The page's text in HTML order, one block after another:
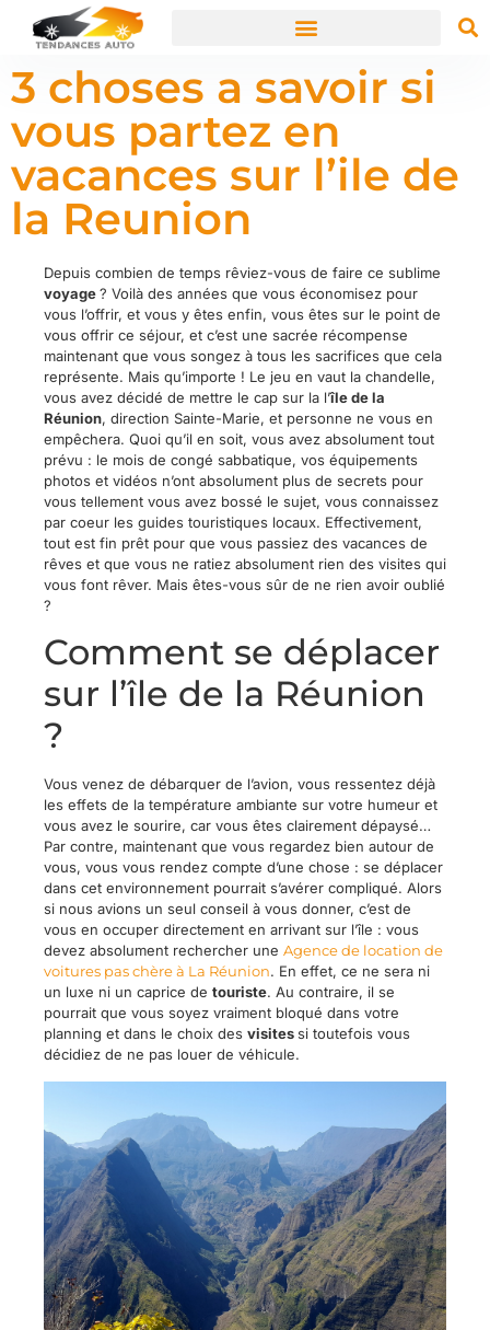
3 choses a savoir si
vous partez en
vacances sur l’ile de
la Reunion
Depuis combien de temps rêviez-vous de faire ce sublime
voyage? Voilà des années que vous économisez pour
vous l’offrir, et vous y êtes enfin, vous êtes sur le point de
vous offrir ce séjour, et c’est une sacrée récompense
maintenant que vous songez à tous les sacrifices que cela
représente. Mais qu’importe ! Le jeu en vaut la chandelle,
vous avez décidé de mettre le cap sur la l’île de la
Réunion, direction Sainte-Marie, et personne ne vous en
empêchera. Quoi qu’il en soit, vous avez absolument tout
prévu : le mois de congé sabbatique, vos équipements
photos et vidéos n’ont absolument plus de secrets pour
vous tellement vous avez bossé le sujet, vous connaissez
par coeur les guides touristiques locaux. Effectivement,
tout est fin prêt pour que vous passiez des vacances de
rêves et que vous ne ratiez absolument rien des visites qui
vous font rêver. Mais êtes-vous sûr de ne rien avoir oublié
?
Comment se déplacer
sur l’île de la Réunion
?
Vous venez de débarquer de l’avion, vous ressentez déjà
les effets de la température ambiante sur votre humeur et
vous avez le sourire, car vous êtes clairement dépaysé…
Par contre, maintenant que vous regardez bien autour de
vous, vous vous rendez compte d’une chose : se déplacer
dans cet environnement pourrait s’avérer compliqué. Alors
si nous avions un seul conseil à vous donner, c’est de
vous en occuper directement en arrivant sur l’île : vous
devez absolument rechercher une Agence de location de
voitures pas chère à La Réunion. En effet, ce ne sera ni
un luxe ni un caprice de touriste. Au contraire, il se
pourrait que vous soyez vraiment bloqué dans votre
planning et dans le choix des visitessi toutefois vous
décidiez de ne pas louer de véhicule.